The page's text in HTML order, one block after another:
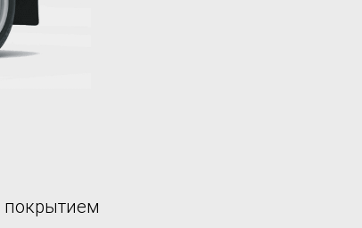
покрытием